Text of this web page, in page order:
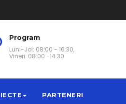
Program
Luni-Joi: 08:00 - 16:30,
Vineri: 08:00 -14:30
PARTENERI